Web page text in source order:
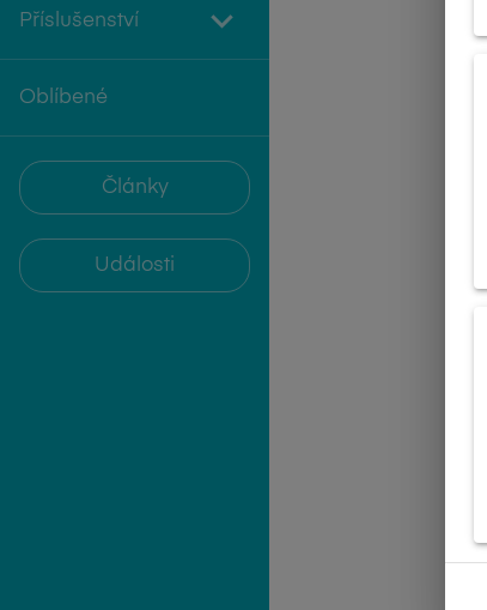
Příslušenství
Oblíbené
Články
Události